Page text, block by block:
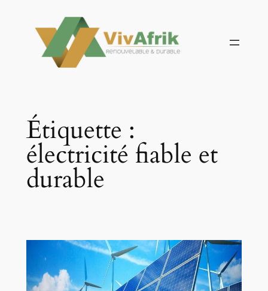
contenu
Étiquette :
électricité fiable et
durable